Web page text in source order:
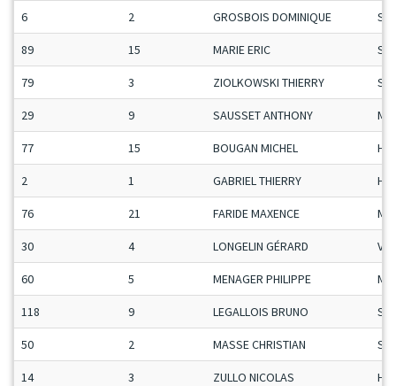
6 2 GROSBOIS DOMINIQUE
89 15 MARIE ERIC
79 3 ZIOLKOWSKI THIERRY
29 9 SAUSSET ANTHONY
77 15 BOUGAN MICHEL H-C
2 1 GABRIEL THIERRY H-C
76 21 FARIDE MAXENCE
30 4 LONGELIN GÉRARD Vet
60 5 MENAGER PHILIPPE
118 9 LEGALLOIS BRUNO
50 2 MASSE CHRISTIAN
14 3 ZULLO NICOLAS H-C